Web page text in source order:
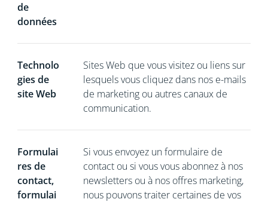
de
données
Technolo
gies de
site Web
Sites Web que vous visitez ou liens sur
lesquels vous cliquez dans nos e-mails
de marketing ou autres canaux de
communication.
Formulai
res de
contact,
formulai
Si vous envoyez un formulaire de
contact ou si vous vous abonnez à nos
newsletters ou à nos offres marketing,
nous pouvons traiter certaines de vos